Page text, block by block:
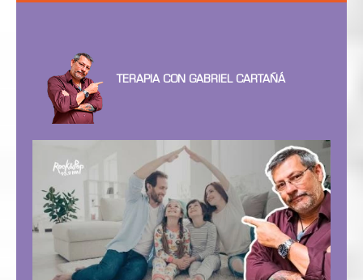
TERAPIA CON GABRIEL CARTAÑÁ